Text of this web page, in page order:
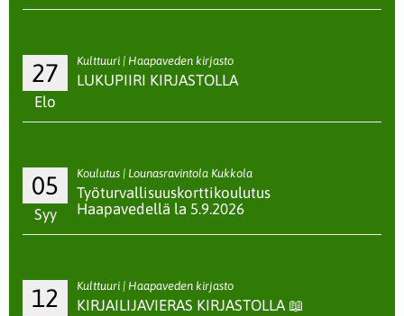
27
Elo
Kulttuuri | Haapaveden kirjasto
LUKUPIIRI KIRJASTOLLA
05
Syy
Koulutus | Lounasravintola Kukkola
Työturvallisuuskorttikoulutus
Haapavedellä la 5.9.2026
12 Kulttuuri | Haapaveden kirjasto
KIRJAILIJAVIERAS KIRJASTOLLA 📖